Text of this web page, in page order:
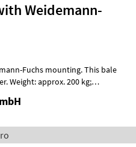
Weidemann-
mounting. This bale
Weight: approx. 200 kg;